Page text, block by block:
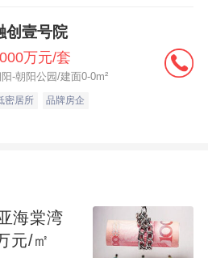
创壹号院
万元/套
-朝阳公园/建面0-0m²
密居所 品牌房企
海棠湾
元/㎡